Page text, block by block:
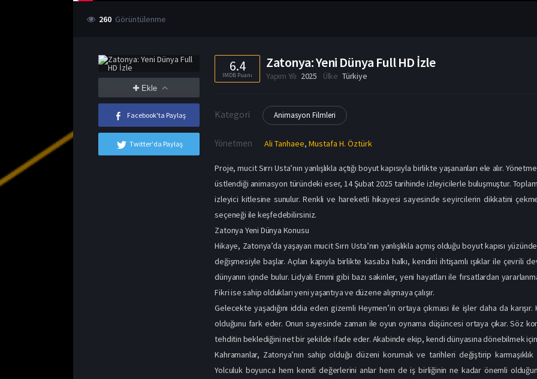
260 Görüntülenme
Ekle
Facebook'ta Paylaş
Twitter'da Paylaş
6.4
IMDB Puanı
Zatonya: Yeni Dünya Full HD İzle
Yapım Yılı 2025 Ülke Türkiye
Kategori Animasyon Filmleri
Yönetmen Ali Tanhaee,Mustafa H. Öztürk
Proje, mucit Sırrı Usta’nın yanlışlıkla açtığı boyut kapısıyla birlikte yaşananları ele alır.
üstlendiği animasyon türündeki eser, 14 Şubat 2025 tarihinde izleyicilerle buluşmuştur.
izleyici kitlesine sunulur. Renkli ve hareketli hikayesi sayesinde seyircilerin dikkatini
seçeneği ile keşfedebilirsiniz.
Zatonya Yeni Dünya Konusu
Hikaye, Zatonya’da yaşayan mucit Sırrı Usta’nın yanlışlıkla açmış olduğu boyut kapısı
değişmesiyle başlar. Açılan kapıyla birlikte kasaba halkı, kendini ihtişamlı ışıklar ile
dünyanın içinde bulur. Lidyalı Emmi gibi bazı sakinler, yeni hayatları ile fırsatlardan
Fikri ise sahip oldukları yeni yaşantıya ve düzene alışmaya çalışır.
Gelecekte yaşadığını iddia eden gizemli Heymen’in ortaya çıkması ile işler daha da
olduğunu fark eder. Onun sayesinde zaman ile oyun oynama düşüncesi ortaya çıkar. Söz
tehditin beklediğini net bir şekilde ifade eder. Akabinde ekip, kendi dünyasına dönebilmek için
Kahramanlar, Zatonya’nın sahip olduğu düzeni korumak ve tarihleri değiştirip
Yolculuk boyunca hem kendi değerlerini anlar hem de iş birliğinin ne kadar önemli